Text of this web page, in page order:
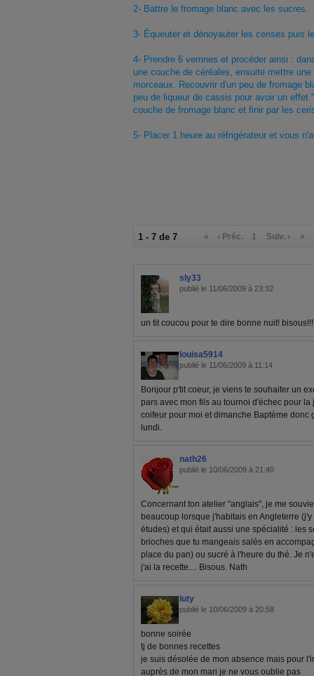
2- Battre le fromage blanc avec les sucres.
3- Équeuter et dénoyauter les cerises puis
4- Prendre 6 verrines et procéder ainsi :
une couche de céréales, ensuite mettre
morceaux. Recouvrir d'un peu de fromage
peu de liqueur de cassis pour avoir un effet
couche de fromage blanc et finir par les
5- Placer 1 heure au réfrigérateur et vous
1 - 7 de 7 « ‹ Préc. 1 Suiv. › »
sly33
publié le 11/06/2009 à 23:32
un tit coucou pour te dire bonne nuit! bisous!!!
louisa5914
publié le 11/06/2009 à 11:14
Bonjour p'tit coeur, je viens te souhaiter un
pars avec mon fils au tournoi d'échec pour
coifeur pour moi et dimanche Baptème donc
lundi.
nath26
publié le 10/06/2009 à 21:40
Concernant ton atelier "anglais", je me
beaucoup lorsque j'habitais en Angleterre
études) et qui était aussi une spécialité : les
brioches que tu mangeais salés en
place du pan) ou sucré à l'heure du thé. Je
j'ai la recette.... Bisous. Nath
luty
publié le 10/06/2009 à 20:58
bonne soirée
tj de bonnes recettes
je suis désolée de mon absence mais pour
auprès de mon mari je ne vous oublie pas